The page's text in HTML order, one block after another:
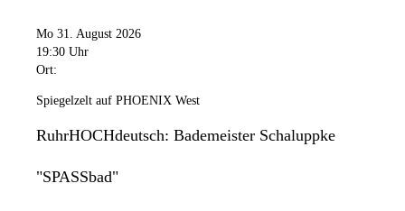
Mo 31. August 2026
19:30 Uhr
Ort:
Spiegelzelt auf PHOENIX West
RuhrHOCHdeutsch: Bademeister Schaluppke
"SPASSbad"